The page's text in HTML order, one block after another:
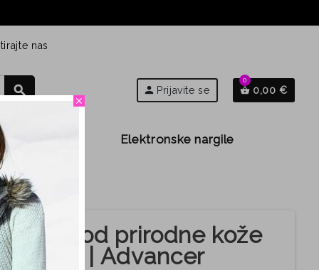
nas
search person Prijavite se shopping_basket
0
0,00 €
Elektronske nargile
cipele od prirodne kože
| Advancer
close